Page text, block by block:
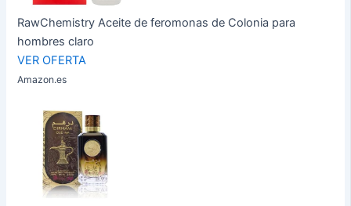
RawChemistry Aceite de feromonas de Colonia para
hombres claro
VER OFERTA
Amazon.es